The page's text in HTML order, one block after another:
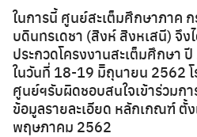
ในการนี้ ศูนย์สะเต็มศึกษาภาค
บดินทรเดชา (สิงห์ สิงหเสนี) จึง
ประกวดโครงงานสะเต็มศึกษา
ในวันที่ 18-19 มิิถุนายน 2562
ศูนย์ฯรับผิดชอบสนใจเข้าร่วมก
ข้อมูลรายละเอียด หลักเกณฑ์
พฤษภาคม 2562